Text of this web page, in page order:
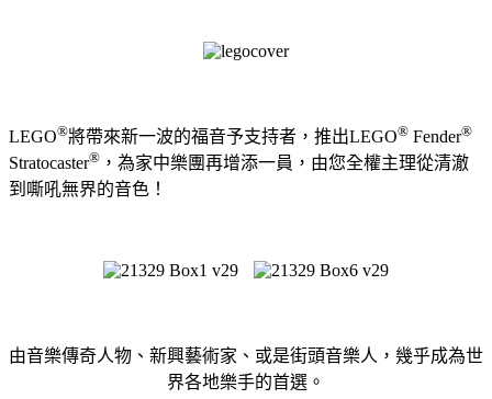
LEGO®將帶來新一波的福音予支持者，推出LEGO® Fender®
Stratocaster® ，為家中樂團再增添一員，由您全權主理從清澈
到嘶吼無界的音色！
由音樂傳奇人物、新興藝術家、或是街頭音樂人，幾乎成為世
界各地樂手的首選。